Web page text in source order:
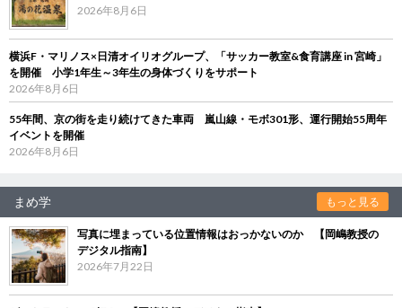
2026年8月6日
横浜F・マリノス×日清オイリオグループ、「サッカー教室&食育講座 in 宮崎」
を開催 小学1年生～3年生の身体づくりをサポート
2026年8月6日
55年間、京の街を走り続けてきた車両 嵐山線・モボ301形、運行開始55周年
イベントを開催
2026年8月6日
まめ学 もっと見る
写真に埋まっている位置情報はおっかないのか 【岡嶋教授の
デジタル指南】
2026年7月22日